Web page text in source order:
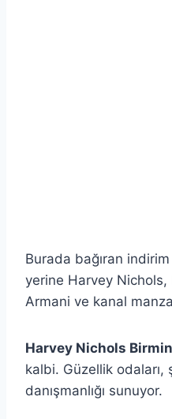
Burada bağıran
yerine Harvey Nichols,
Armani ve kanal
Harvey Nichols
kalbi. Güzellik odaları,
danışmanlığı sunuyor.